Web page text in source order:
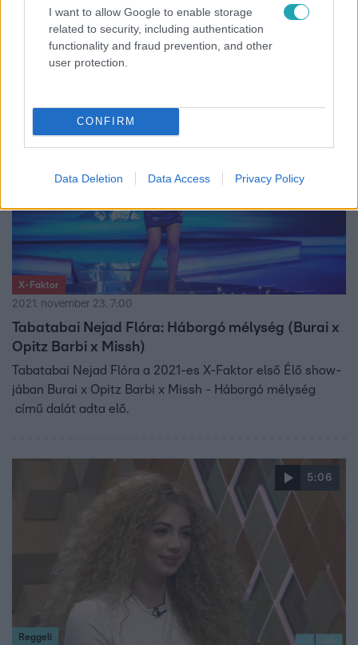
I want to allow Google to enable storage
related to security, including authentication
functionality and fraud prevention, and other
user protection.
CONFIRM
Data Deletion Data Access Privacy Policy
Opitz Barbinak nagyon izgalmas éve volt, de már
gőzerővel készül a következő évre! Több dal is van a
X-Faktor
2021. november 23. 7:00
Tabatabai Nejad Flóra: Háborgó mélység (Burai x
Opitz Barbi x Missh)
Tabatabai Nejad Flóra a 2021-es X-Faktor első Élő show-
jában Burai x Opitz Barbi x Missh - Háborgó mélység
című dalát adta elő.
5:06
Reggeli